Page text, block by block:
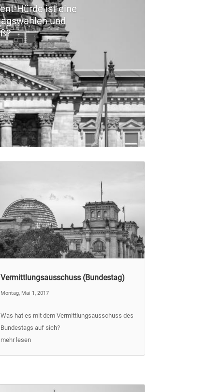
Hürde ist eine
und
Vermittlungsausschuss (Bundestag)
Montag, Mai 1, 2017
Was hat es mit dem Vermittlungsausschuss des
Bundestags auf sich?
mehr lesen